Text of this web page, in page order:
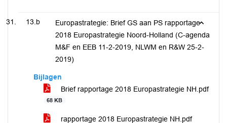
13.b
Europastrategie: Brief GS aan PS rapportage
2018 Europastrategie Noord-Holland (C-agenda
M&F en EEB 11-2-2019, NLWM en R&W 25-2-
2019)
Bijlagen
Brief rapportage 2018 Europastrategie NH.pdf
68 KB
rapportage 2018 Europastrategie NH.pdf